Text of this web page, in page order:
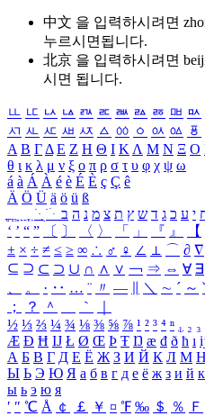
中文 을 입력하시려면
누르시면됩니다.
北京 을 입력하시려면
시면 됩니다.
ㅥ ㅦ ㅧ ㅨ ㅩ ㅪ ㅫ ㅬ ㅭ ㅮ ㅯ
ㅺ ㅻ ㅼ ㅽ ㅾ ㅿ ㆀ ㆁ ㆂ ㆃ ㆄ
Α Β ΓΔ Ε Ζ Η Θ Ι ΚΛ Μ Ν Ξ Ο
θ ι κ λ μ ν ξ ο π ρ σ τ υ φ χ ψ ω
á à Á À é è É È ç Ç ê
Ä Ö Ü ä ö ü ß
ִֶֹ ֻּ ׁׂ י ע כ ג ד ש ץ ת צ מ נ ה ב
‘ ’ “ ” 〔 〕 〈 〉 「 」 『 』 【
± × ÷ ≠ ≤ ≥ ∞ ∴ ♂ ♀ ∠ ⊥ ⌒ ∂ ∇
⊆ ⊇ ⊂ ⊃ ∪ ∩ ∧ ∨ ￢ ⇒ ⇔ ∀ ∃
、
。 · ‥ … ¨ 〃 ― ＼ ∼ ´ ～
；
？ ＾ ｀
½ ⅓ ⅔ ¼ ¾ ⅛ ⅜ ⅝ ⅞ ¹ ² ³ ⁴ ⁿ ₁ ₂ ₃
Æ Ð Ħ Ĳ Ł Ø Œ Þ Ŧ Ŋ æ đ ð ħ ı
А Б В Г Д Е Ё Ж З И Й К Л М Н
Ы Ь Э Ю Я а б в г д е ё ж з и й к
ы ь э ю я
′ ″ ℃ Å ￠ ￡ ￥ ¤ ℉ ‰ ＄ ％ Ｆ